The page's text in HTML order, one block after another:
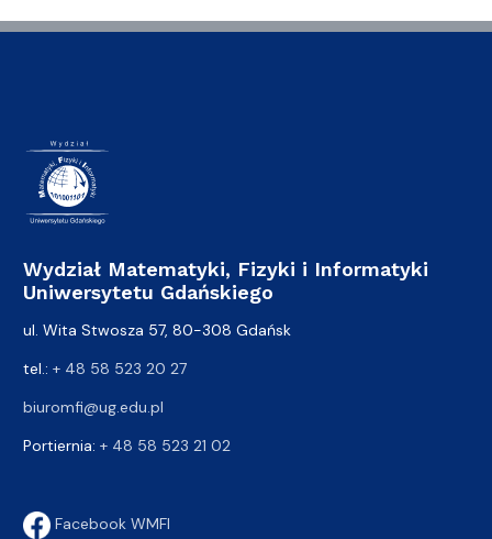
Wydział Matematyki, Fizyki i Informatyki
Uniwersytetu Gdańskiego
ul. Wita Stwosza 57, 80-308 Gdańsk
tel.: + 48 58 523 20 27
biuromfi@ug.edu.pl
Portiernia: + 48 58 523 21 02
Facebook WMFI